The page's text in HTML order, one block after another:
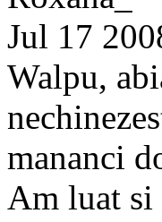
Jul 17
Walpu,
mananci
Am luat si